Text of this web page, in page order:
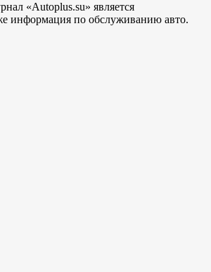
«Autoplus.su» является
информация по обслуживанию авто.